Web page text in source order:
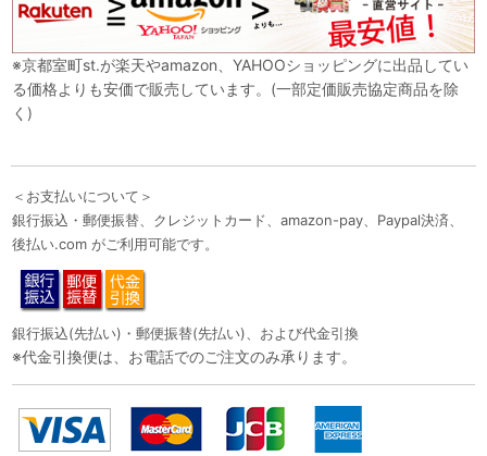
※京都室町st.が楽天やamazon、YAHOOショッピングに出品してい
る価格よりも安価で販売しています。(一部定価販売協定商品を除
く)
＜お支払いについて＞
銀行振込・郵便振替、クレジットカード、amazon-pay、Paypal決済、
後払い.com がご利用可能です。
銀行振込(先払い)・郵便振替(先払い)、および代金引換
※代金引換便は、お電話でのご注文のみ承ります。